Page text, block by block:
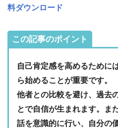
料ダウンロード
この記事のポイント
自己肯定感を高めるために
ら始めることが重要です。
他者との比較を避け、過去
とで自信が生まれます。ま
話を意識的に行い、自分の